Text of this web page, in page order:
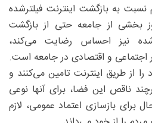
به بازگشت اینترنت فیلترشده
بخشی از جامعه حتی از بازگشت
نیز احساس رضایت می‌کند،
اجتماعی و اقتصادی در جامعه است.
از طریق اینترنت تامین می‌کنند و
ناقص این فضا، برای آنها نوعی
برای بازسازی اعتماد عمومی، لازم